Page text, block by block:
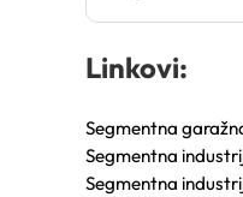
Linkovi:
Segmentna
Segmentna
Segmentna